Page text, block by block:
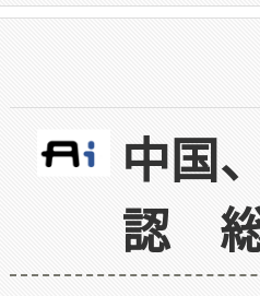
中国
認 総